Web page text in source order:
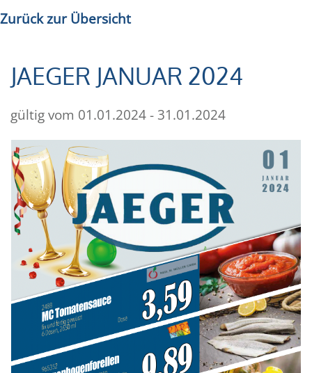
Zurück zur Übersicht
JAEGER JANUAR 2024
gültig vom 01.01.2024 - 31.01.2024